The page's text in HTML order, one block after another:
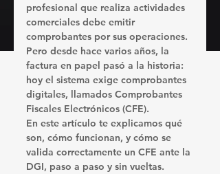
profesional que realiza actividades
comerciales debe emitir
comprobantes por sus operaciones.
Pero desde hace varios años, la
factura en papel pasó a la historia:
hoy el sistema exige comprobantes
digitales, llamados Comprobantes
Fiscales Electrónicos (CFE).
En este artículo te explicamos qué
son, cómo funcionan, y cómo se
valida correctamente un CFE ante la
DGI, paso a paso y sin vueltas.